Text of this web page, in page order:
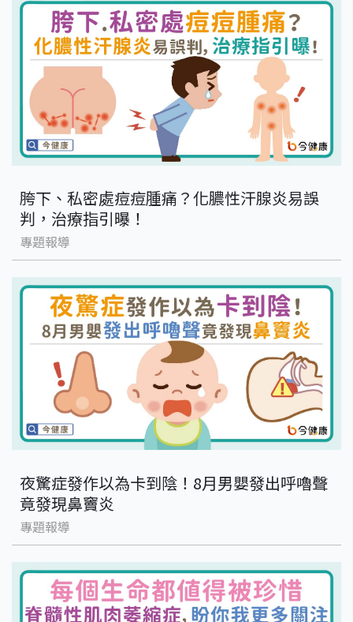
胯下、私密處痘痘腫痛？化膿性汗腺炎易誤
判，治療指引曝！
專題報導
夜驚症發作以為卡到陰！8月男嬰發出呼嚕聲
竟發現鼻竇炎
專題報導